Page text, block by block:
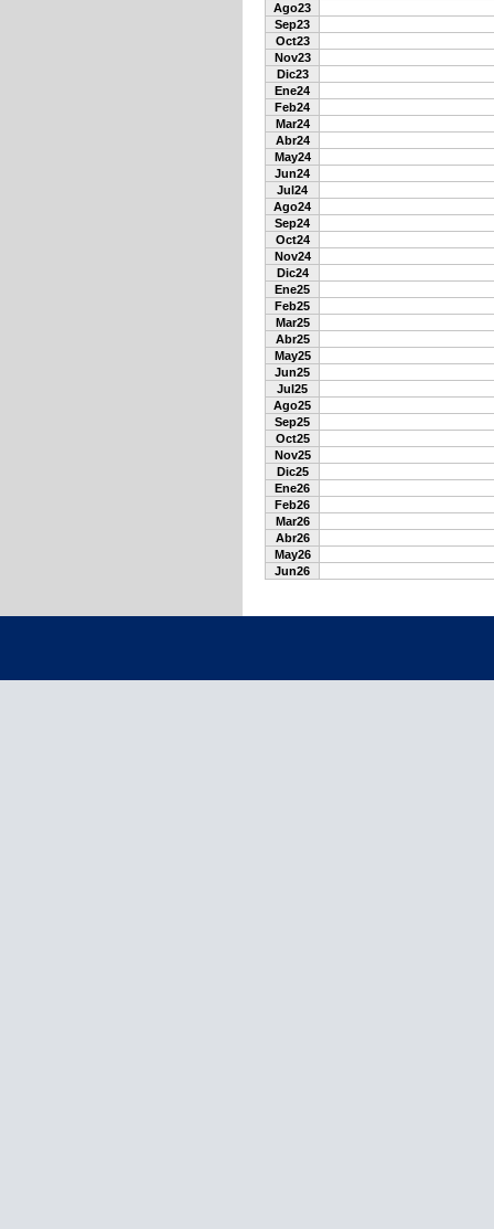
Ago23
Sep23
Oct23
Nov23
Dic23
Ene24
Feb24
Mar24
Abr24
May24
Jun24
Jul24
Ago24
Sep24
Oct24
Nov24
Dic24
Ene25
Feb25
Mar25
Abr25
May25
Jun25
Jul25
Ago25
Sep25
Oct25
Nov25
Dic25
Ene26
Feb26
Mar26
Abr26
May26
Jun26